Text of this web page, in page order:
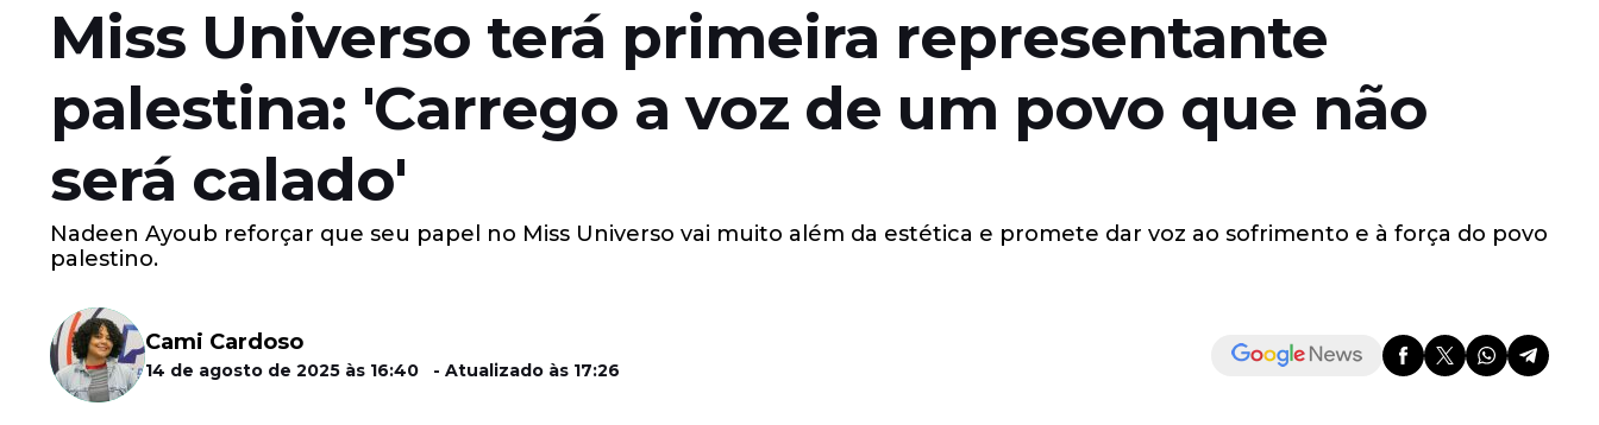
Miss Universo terá primeira representante
palestina: 'Carrego a voz de um povo que não
será calado'
Nadeen Ayoub reforçar que seu papel no Miss Universo vai muito além da estética e promete dar voz ao sofrimento e à força do povo
palestino.
Cami Cardoso
14 de agosto de 2025 às 16:40 - Atualizado às 17:26